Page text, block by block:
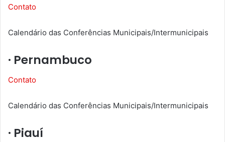
Contato
Calendário das Conferências Municipais/Intermunicipais
· Pernambuco
Contato
Calendário das Conferências Municipais/Intermunicipais
· Piauí